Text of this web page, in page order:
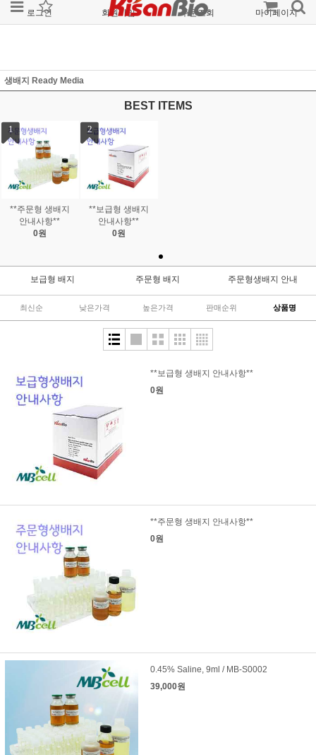
로그인 회원가입 주문조회 마이페이지
생배지 Ready Media
BEST ITEMS
1
**주문형 생배지
안내사항**
0원
2
**보급형 생배지
안내사항**
0원
보급형 배지 주문형 배지 주문형생배지 안내
최신순 낮은가격 높은가격 판매순위 상품명
**보급형 생배지 안내사항**
0원
**주문형 생배지 안내사항**
0원
0.45% Saline, 9ml / MB-S0002
39,000원